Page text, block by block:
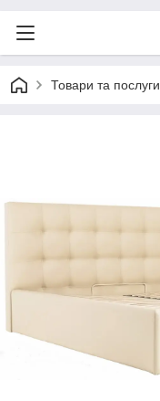
Товари та послуги